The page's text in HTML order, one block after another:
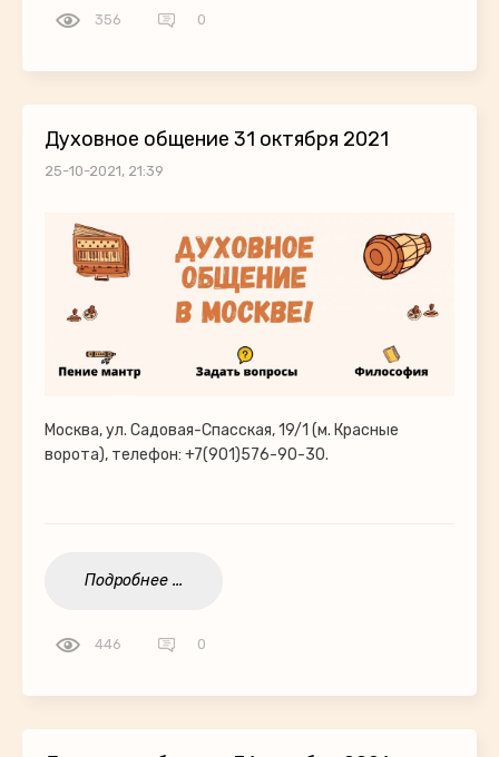
356 0
Духовное общение 31 октября 2021
25-10-2021, 21:39
Москва, ул. Садовая-Спасская, 19/1 (м. Красные
ворота), телефон: +7(901)576-90-30.
Подробнее ...
446 0